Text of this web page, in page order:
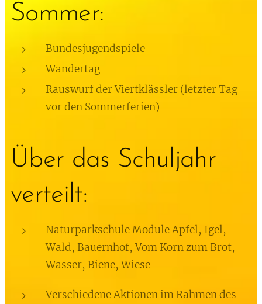
Sommer:
Bundesjugendspiele
Wandertag
Rauswurf der Viertklässler (letzter Tag
vor den Sommerferien)
Über das Schuljahr
verteilt:
Naturparkschule Module Apfel, Igel,
Wald, Bauernhof, Vom Korn zum Brot,
Wasser, Biene, Wiese
Verschiedene Aktionen im Rahmen des